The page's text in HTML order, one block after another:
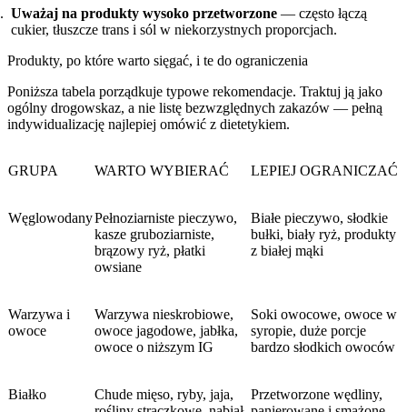
Uważaj na produkty wysoko przetworzone — często łączą
cukier, tłuszcze trans i sól w niekorzystnych proporcjach.
Produkty, po które warto sięgać, i te do ograniczenia
Poniższa tabela porządkuje typowe rekomendacje. Traktuj ją jako
ogólny drogowskaz, a nie listę bezwzględnych zakazów — pełną
indywidualizację najlepiej omówić z dietetykiem.
GRUPA WARTO WYBIERAĆ LEPIEJ OGRANICZAĆ
WęglowodanyPełnoziarniste pieczywo,
kasze gruboziarniste,
brązowy ryż, płatki
owsiane
Białe pieczywo, słodkie
bułki, biały ryż, produkty
z białej mąki
Warzywa i
owoce
Warzywa nieskrobiowe,
owoce jagodowe, jabłka,
owoce o niższym IG
Soki owocowe, owoce w
syropie, duże porcje
bardzo słodkich owoców
Białko
Chude mięso, ryby, jaja,
Przetworzone wędliny,